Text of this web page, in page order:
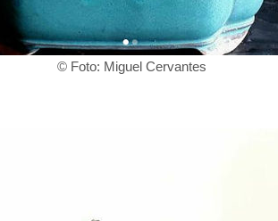
© Foto: Miguel Cervantes